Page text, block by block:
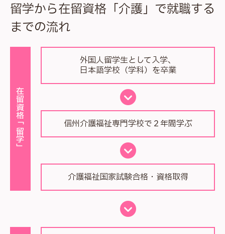
留学から在留資格「介護」で就職する
までの流れ
在留資格「留学」
外国人留学生として入学、
日本語学校（学科）を卒業
信州介護福祉専門学校で２年間学ぶ
介護福祉国家試験合格・資格取得